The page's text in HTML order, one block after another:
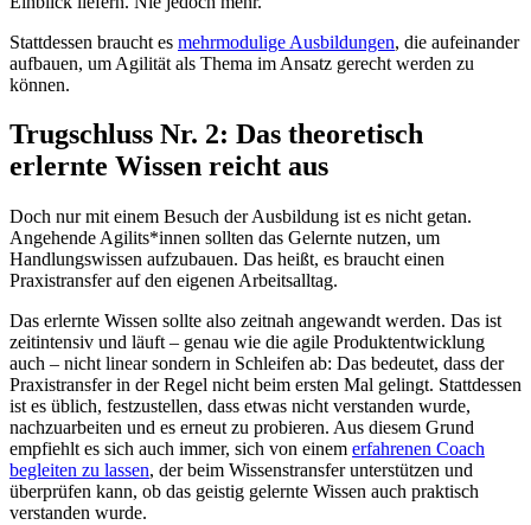
Stattdessen braucht es mehrmodulige Ausbildungen, die aufeinander
aufbauen, um Agilität als Thema im Ansatz gerecht werden zu
können.
Trugschluss Nr. 2: Das theoretisch
erlernte Wissen reicht aus
Doch nur mit einem Besuch der Ausbildung ist es nicht getan.
Angehende Agilits*innen sollten das Gelernte nutzen, um
Handlungswissen aufzubauen. Das heißt, es braucht einen
Praxistransfer auf den eigenen Arbeitsalltag.
Das erlernte Wissen sollte also zeitnah angewandt werden. Das ist
zeitintensiv und läuft – genau wie die agile Produktentwicklung
auch – nicht linear sondern in Schleifen ab: Das bedeutet, dass der
Praxistransfer in der Regel nicht beim ersten Mal gelingt. Stattdessen
ist es üblich, festzustellen, dass etwas nicht verstanden wurde,
nachzuarbeiten und es erneut zu probieren. Aus diesem Grund
empfiehlt es sich auch immer, sich von einem erfahrenen Coach
begleiten zu lassen, der beim Wissenstransfer unterstützen und
überprüfen kann, ob das geistig gelernte Wissen auch praktisch
verstanden wurde.